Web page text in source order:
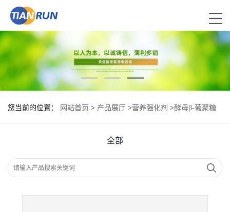
您当前的位置： 网站首页 > 产品展厅 >营养强化剂 >酵母β-葡聚糖
全部